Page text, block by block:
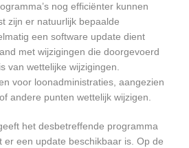
nog efficiënter kunnen
zijn er natuurlijk bepaalde
een software update dient
met wijzigingen die doorgevoerd
van wettelijke wijzigingen.
voor loonadministraties, aangezien
andere punten wettelijk wijzigen.
het desbetreffende programma
er een update beschikbaar is. Op de